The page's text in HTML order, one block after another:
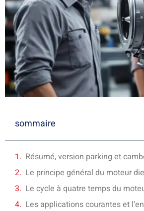
sommaire
Résumé, version parking et
Le principe général du moteur
Le cycle à quatre temps du
Les applications courantes et